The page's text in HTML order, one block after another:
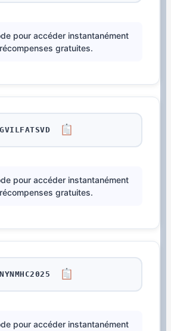
pour accéder instantanément
gratuites.
GVILFATSVD
pour accéder instantanément
gratuites.
NYNMHC2025
pour accéder instantanément